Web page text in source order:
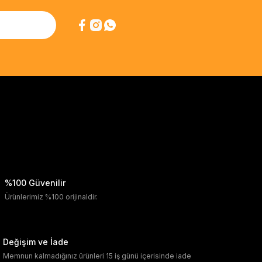
%100 Güvenilir
Ürünlerimiz %100 orijinaldir.
Değişim ve İade
Memnun kalmadığınız ürünleri 15 iş günü içerisinde iade